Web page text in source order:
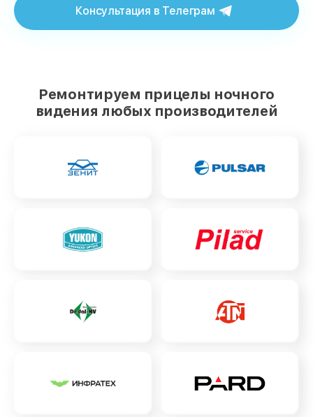
Консультация в Телеграм
Ремонтируем прицелы ночного
видения любых производителей